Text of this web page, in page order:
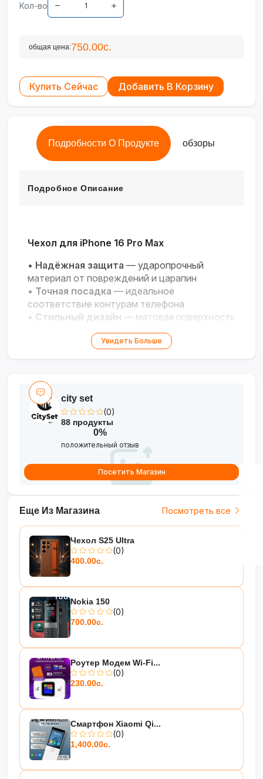
Кол-во
общая цена:750.00с.
Купить Сейчас Добавить В Корзину
Подробности О Продукте обзоры
Подробное Описание
Чехол для iPhone 16 Pro Max
• Надёжная защита — ударопрочный
материал от повреждений и царапин
• Точная посадка — идеальное
соответствие контурам телефона
• Стильный дизайн — матовая поверхность
Полный доступ— точные вырезы для
Увидеть Больше
Еще Из Магазина Посмотреть все
Чехол S25 Ultra
(0)
400.00с.
Nokia 150
(0)
700.00с.
Роутер Модем Wi-Fi...
(0)
230.00с.
Смартфон Xiaomi Qi...
(0)
1,400.00с.
city set
(0)
88 продукты
0%
положительный отзыв
Посетить Магазин